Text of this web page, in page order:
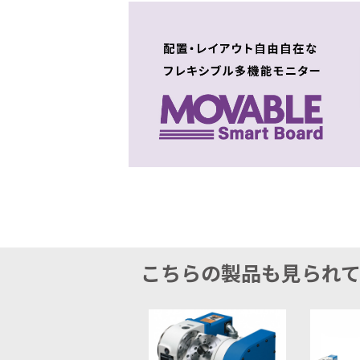
こちらの製品も見られ